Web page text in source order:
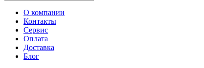
О компании
Контакты
Сервис
Оплата
Доставка
Блог